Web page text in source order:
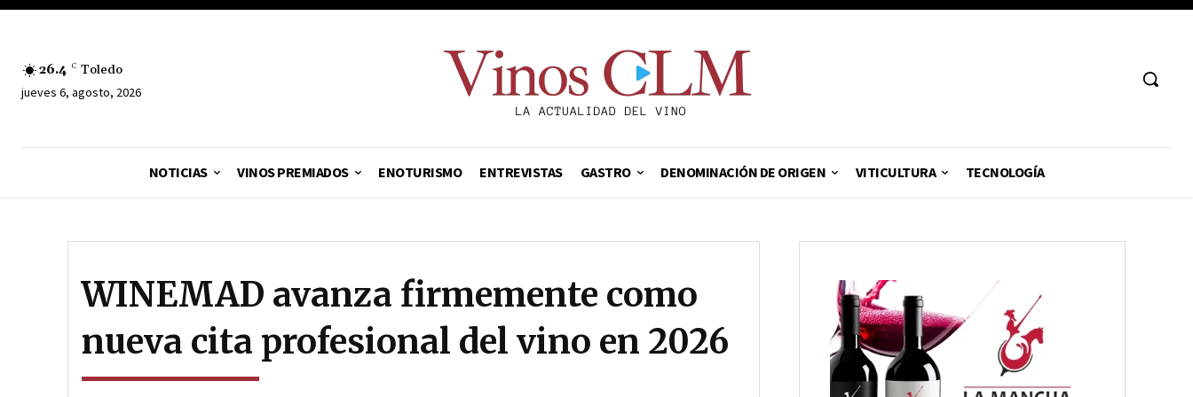
26.4 C Toledo
jueves 6, agosto, 2026
NOTICIAS VINOS PREMIADOS ENOTURISMO ENTREVISTAS GASTRO DENOMINACIÓN DE ORIGEN VITICULTURA TECNOLOGÍA
WINEMAD avanza firmemente como
nueva cita profesional del vino en 2026